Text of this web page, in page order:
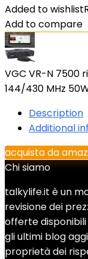
Added to wishlist
Add to compare
VGC VR-N 7500
144/430 MHz
Description
Additional
acquista da
Chi siamo
talkylife.it è un
revisione dei
offerte
gli ultimi blog
proprietà dei